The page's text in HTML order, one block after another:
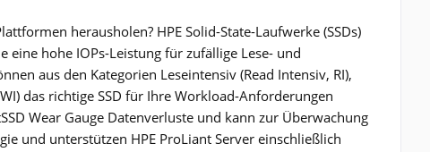
herausholen? HPE Solid-State-Laufwerke (SSDs)
hohe IOPs-Leistung für zufällige Lese- und
aus den Kategorien Leseintensiv (Read Intensiv, RI),
das richtige SSD für Ihre Workload-Anforderungen
Wear Gauge Datenverluste und kann zur Überwachung
und unterstützen HPE ProLiant Server einschließlich